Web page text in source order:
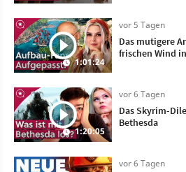
1:01:24
vor 5 Tagen
Das mutigere
frischen Wind
1:20:05
vor 6 Tagen
Das Skyrim-
Bethesda
vor 6 Tagen